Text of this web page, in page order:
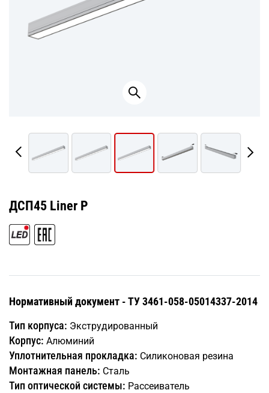
ДСП45 Liner P
Нормативный документ - ТУ 3461-058-05014337-2014
Тип корпуса: Экструдированный
Корпус: Алюминий
Уплотнительная прокладка: Силиконовая резина
Монтажная панель: Сталь
Тип оптической системы: Рассеиватель